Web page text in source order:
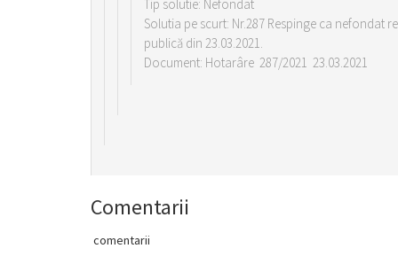
Tip solutie: Nefondat
Solutia pe scurt: Nr.287 Respinge ca nefondat
publică din 23.03.2021.
Document: Hotarâre 287/2021 23.03.2021
Comentarii
comentarii